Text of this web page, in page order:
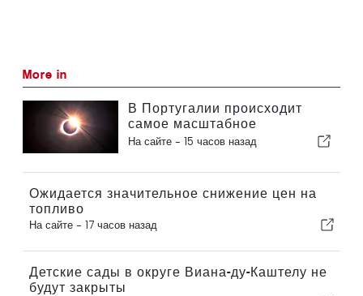
More in
В Португалии происходит
самое масштабное
солнечное затмение столетия
На сайте - 15 часов назад
Ожидается значительное снижение цен на
топливо
На сайте - 17 часов назад
Детские сады в округе Виана-ду-Каштелу не
будут закрыты